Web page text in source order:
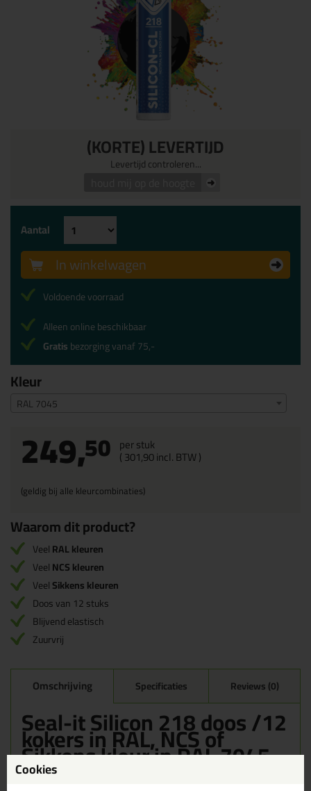
(KORTE) LEVERTIJD
Levertijd controleren...
Kleur
RAL 7045
249,50 per stuk
(301,90incl. BTW )
(geldig bij alle kleurcombinaties)
Aantal
In winkelwagen
Voldoende voorraad
Alleen online beschikbaar
Gratisbezorging vanaf 75,-
Waarom dit product?
VeelRAL kleuren
VeelNCS kleuren
VeelSikkens kleuren
Doos van 12 stuks
Blijvend elastisch
Zuurvrij
Omschrijving Specificaties Reviews (0)
Seal-it Silicon 218 doos /12
kokers in RAL, NCS of
Sikkens kleur in RAL 7045
Bestel de Seal-it Silicon 218 doos /12 kokers in RAL, NCS of
Cookies